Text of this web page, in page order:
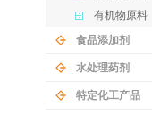
有机物原料
食品添加剂
水处理药剂
特定化工产品